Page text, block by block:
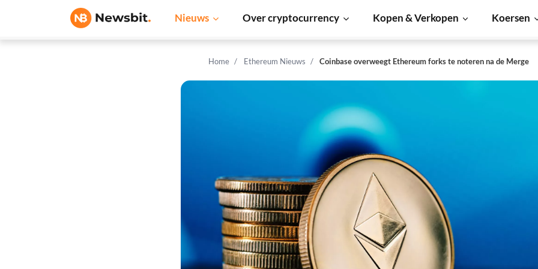
Nieuws Over cryptocurrency Kopen & Verkopen Koersen
Home Ethereum Nieuws Coinbase overweegt Ethereum forks te noteren na de Merge